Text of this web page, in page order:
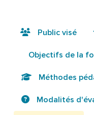
Public visé
Objectifs de la
Méthodes
Modalités